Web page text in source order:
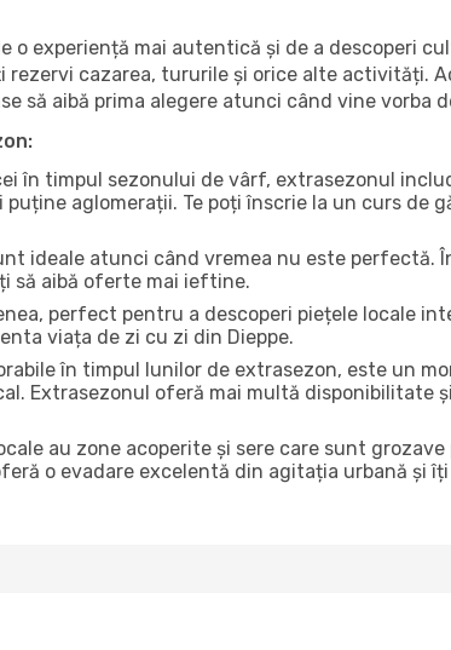
o experiență mai autentică și de a descoperi
cazarea, tururile și orice alte activități.
să aibă prima alegere atunci când vine vorba
în timpul sezonului de vârf, extrasezonul
aglomerații. Te poți înscrie la un curs de
ideale atunci când vremea nu este perfectă.
să aibă oferte mai ieftine.
perfect pentru a descoperi piețele locale
viața de zi cu zi din Dieppe.
în timpul lunilor de extrasezon, este un
Extrasezonul oferă mai multă disponibilitate
au zone acoperite și sere care sunt
o evadare excelentă din agitația urbană și